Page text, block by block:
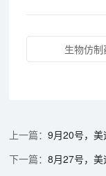
生物仿制
9月20号，
8月27号，美迪